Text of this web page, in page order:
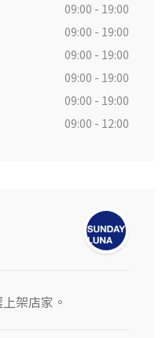
09:00 - 19:00
09:00 - 19:00
09:00 - 19:00
09:00 - 19:00
09:00 - 19:00
09:00 - 12:00
架店家。